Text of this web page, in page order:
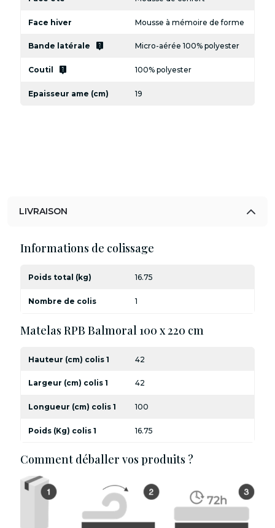
Face hiver Mousse à mémoire de forme
Bande latérale live_help Micro-aérée 100% polyester
Coutil live_help 100% polyester
Epaisseur ame (cm) 19
LIVRAISON
Informations de colissage
Poids total (kg) 16.75
Nombre de colis 1
Matelas RPB Balmoral 100 x 220 cm
Hauteur (cm) colis 1 42
Largeur (cm) colis 1 42
Longueur (cm) colis 1 100
Poids (Kg) colis 1 16.75
Comment déballer vos produits ?